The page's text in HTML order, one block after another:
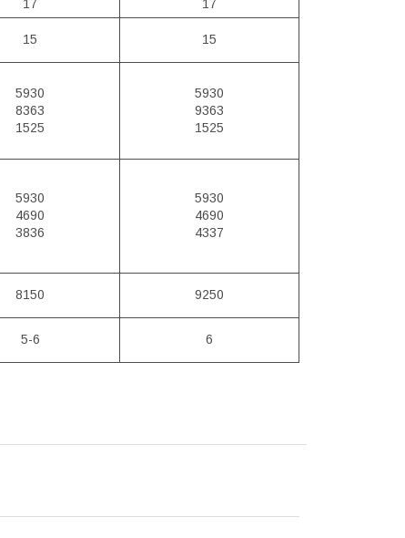
17
17
15 15
5930
8363
1525
5930
9363
1525
5930
4690
3836
5930
4690
4337
8150 9250
5-6 6